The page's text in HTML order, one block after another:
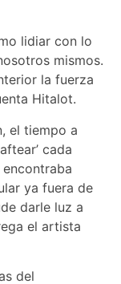
lidiar con lo
mismos.
la fuerza
Hitalot.
el tiempo a
cada
ya fuera de
darle luz a
el artista
del